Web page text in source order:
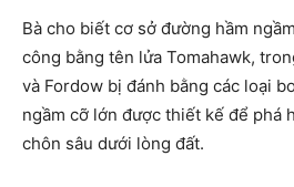
Bà cho biết cơ sở đường hầm
công bằng tên lửa Tomahawk,
và Fordow bị đánh bằng các loại
ngầm cỡ lớn được thiết kế để phá
chôn sâu dưới lòng đất.